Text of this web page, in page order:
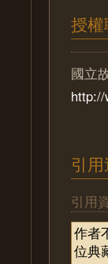
授
國立
引
引用